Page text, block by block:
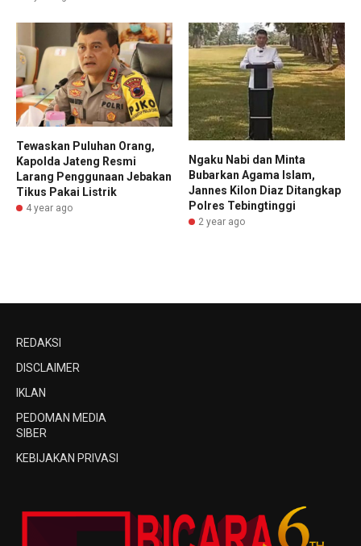
Tewaskan Puluhan Orang,
Kapolda Jateng Resmi
Larang Penggunaan Jebakan
Tikus Pakai Listrik
4 year ago
Ngaku Nabi dan Minta
Bubarkan Agama Islam,
Jannes Kilon Diaz Ditangkap
Polres Tebingtinggi
2 year ago
REDAKSI
DISCLAIMER
IKLAN
PEDOMAN MEDIA
SIBER
KEBIJAKAN PRIVASI